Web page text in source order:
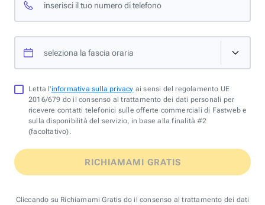
inserisci il tuo numero di telefono
seleziona la fascia oraria
Letta l'informativa sulla privacy ai sensi del regolamento UE
2016/679 do il consenso al trattamento dei dati personali per
ricevere contatti telefonici sulle offerte commerciali di Fastweb e
sulla disponibilità del servizio, in base alla finalità #2
(facoltativo).
RICHIAMAMI GRATIS
Cliccando su Richiamami Gratis do il consenso al trattamento dei dati